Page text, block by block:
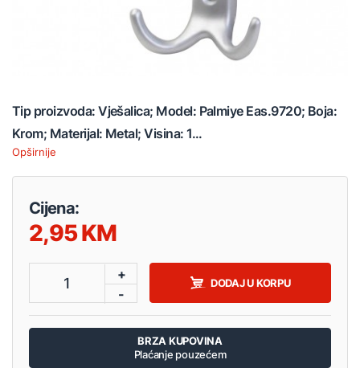
Tip proizvoda: Vješalica; Model: Palmiye Eas.9720; Boja:
Krom; Materijal: Metal; Visina: 1...
Opširnije
Cijena:
2,95
1
+
-
DODAJ U KORPU
BRZA KUPOVINA
Plaćanje pouzećem